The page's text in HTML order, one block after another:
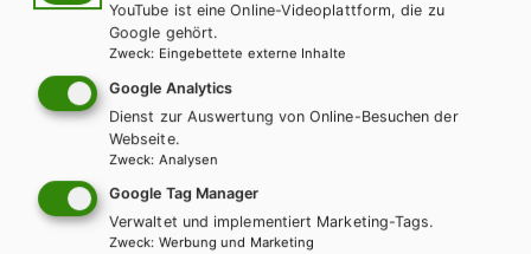
BAFEP/BASOP
Didaktik der Sozialpädagogik - Grundlagen für
die Lehr-/Lernprozessgestaltung im
Untericht
YouTube ist eine Online-Videoplattform, die zu
Google gehört.
Zweck: Eingebettete externe Inhalte
Google Analytics
Dienst zur Auswertung von Online-Besuchen der
Webseite.
Zweck: Analysen
Google Tag Manager
Verwaltet und implementiert Marketing-Tags.
Zweck: Werbung und Marketing